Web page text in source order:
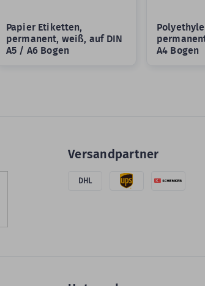
Papier Etiketten,
permanent, weiß, auf DIN
A5 / A6 Bogen
A4 Bogen
Versandpartner
DHL